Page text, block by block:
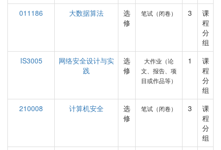
011186
大数据算法
选
修
笔试（闭卷） 3
课
程
分
组
IS3005
网络安全设计与实
践
选
修
大作业（论
文、报告、项
目或作品等）
1
课
程
分
组
210008
计算机安全
选
修
笔试（闭卷） 3
课
程
分
组